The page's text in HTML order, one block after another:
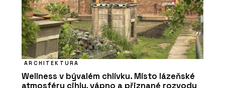
ARCHITEKTURA
Wellness v bývalém chlívku. Místo lázeňské
atmosféry cihly, vápno a přiznané rozvody